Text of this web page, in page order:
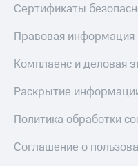
Сертификаты
Правовая информация
Комплаенс и деловая
Раскрытие
Политика обработки
Соглашение о